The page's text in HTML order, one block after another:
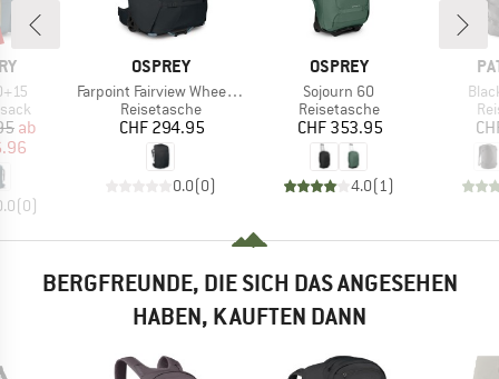
Preis
ab
(0)
MARKE
OSPREY
Artikel
Farpoint Fairview Wheels 65
Produktgruppe
Reisetasche
Preis
CHF 294.95
0.0(0)
MARKE
OSPREY
Artikel
Sojourn 60
Produktgruppe
Reisetasche
Preis
CHF 353.95
4.0( 1)
BERGFREUNDE, DIE SICH DAS ANGESEHEN
HABEN, KAUFTEN DANN